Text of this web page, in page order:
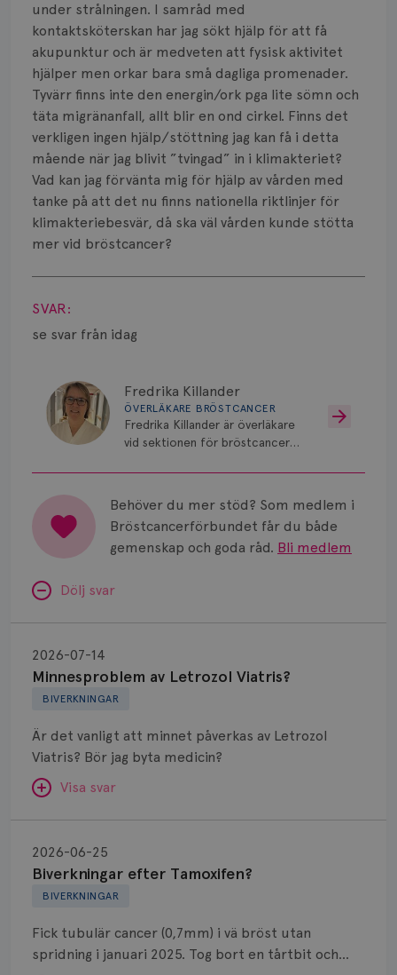
under strålningen. I samråd med
kontaktsköterskan har jag sökt hjälp för att få
akupunktur och är medveten att fysisk aktivitet
hjälper men orkar bara små dagliga promenader.
Tyvärr finns inte den energin/ork pga lite sömn och
täta migränanfall, allt blir en ond cirkel. Finns det
verkligen ingen hjälp/stöttning jag kan få i detta
mående när jag blivit ”tvingad” in i klimakteriet?
Vad kan jag förvänta mig för hjälp av vården med
tanke på att det nu finns nationella riktlinjer för
klimakteriebesvär, då ska väl vården kunde stötta
mer vid bröstcancer?
Visa svar
SVAR:
se svar från idag
Fredrika Killander
ÖVERLÄKARE BRÖSTCANCER
Fredrika Killander är överläkare
vid sektionen för bröstcancer
Malmö/Lund.
Behöver du mer stöd? Som medlem i
Bröstcancerförbundet får du både
gemenskap och goda råd. Bli medlem
Dölj svar
BIVERKNINGAR
Minnesproblem av Letrozol Viatris?
2026-07-14
Är det vanligt att minnet påverkas av Letrozol
Viatris? Bör jag byta medicin?
Visa svar
SVAR:
Hej. Oavsett vilken hormonsänkande behandling
(men även cytostatika) man får så kan en del
läkare och hör om ni kanske kan byta till annat
märke eller annan aromatashämmare. Det kan ofta
Letrozol
Viatris?
BIVERKNINGAR
Biverkningar efter Tamoxifen?
2026-06-25
Fick tubulär cancer (0,7mm) i vä bröst utan
spridning i januari 2025. Tog bort en tårtbit och
efter
Tamoxifen?
Prognos
Risker
Spridd bröstcancer
Strålning
Vätska